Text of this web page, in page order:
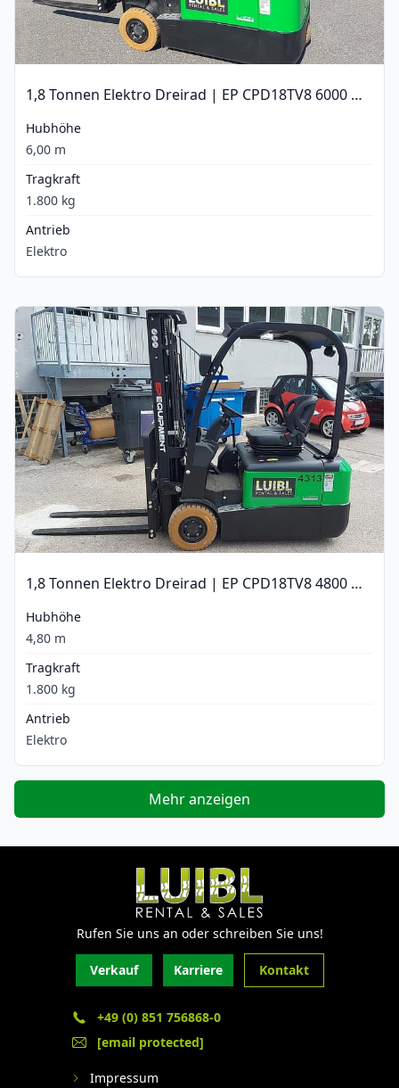
1,8 Tonnen Elektro Dreirad | EP CPD18TV8 6000 mm
Hubhöhe
6,00 m
Tragkraft
1.800 kg
Antrieb
Elektro
1,8 Tonnen Elektro Dreirad | EP CPD18TV8 4800 mm
Hubhöhe
4,80 m
Tragkraft
1.800 kg
Antrieb
Elektro
Mehr anzeigen
Rufen Sie uns an oder schreiben Sie uns!
Verkauf Karriere Kontakt
+49 (0) 851 756868-0
[email protected]
Impressum